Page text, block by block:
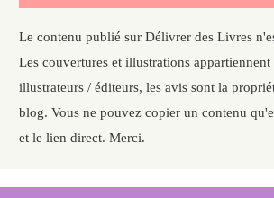
Le contenu publié sur Délivrer des Livres
Les couvertures et illustrations appartiennent
illustrateurs / éditeurs, les avis sont la
blog. Vous ne pouvez copier un contenu
et le lien direct. Merci.